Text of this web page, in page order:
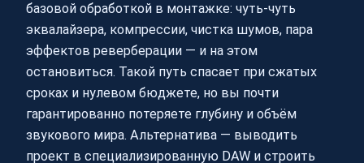
базовой обработкой в монтажке: чуть-чуть
эквалайзера, компрессии, чистка шумов, пара
эффектов реверберации — и на этом
остановиться. Такой путь спасает при сжатых
сроках и нулевом бюджете, но вы почти
гарантированно потеряете глубину и объём
звукового мира. Альтернатива — выводить
проект в специализированную DAW и строить